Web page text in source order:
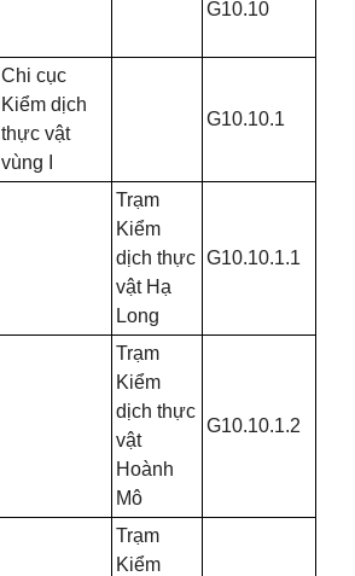
G10.10
Chi cục
Kiểm dịch
thực vật
vùng I
G10.10.1
Trạm
Kiểm
dịch thực
vật Hạ
Long
G10.10.1.1
Trạm
Kiểm
dịch thực
vật
Hoành
Mô
G10.10.1.2
Trạm
Kiểm